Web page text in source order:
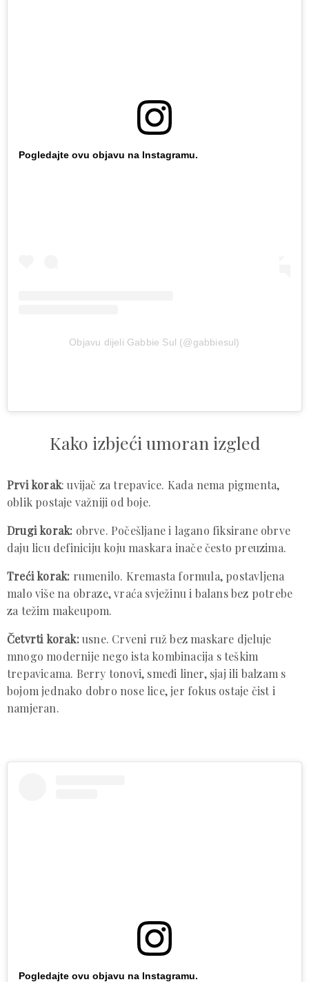
Pogledajte ovu objavu na Instagramu.
Objavu dijeli Gabbie Sul (@gabbiesul)
Kako izbjeći umoran izgled
Prvi korak: uvijač za trepavice. Kada nema pigmenta,
oblik postaje važniji od boje.
Drugi korak: obrve. Počešljane i lagano fiksirane obrve
daju licu definiciju koju maskara inače često preuzima.
Treći korak: rumenilo. Kremasta formula, postavljena
malo više na obraze, vraća svježinu i balans bez potrebe
za težim makeupom.
Četvrti korak:usne. Crveni ruž bez maskare djeluje
mnogo modernije nego ista kombinacija s teškim
trepavicama. Berry tonovi, smeđi liner, sjaj ili balzam s
bojom jednako dobro nose lice, jer fokus ostaje čist i
namjeran.
Pogledajte ovu objavu na Instagramu.